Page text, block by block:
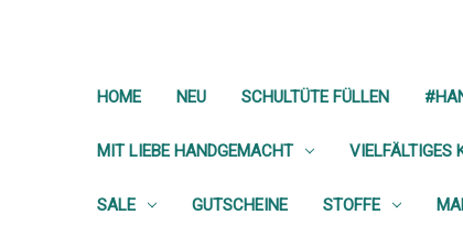
HOME NEU SCHULTÜTE FÜLLEN
MIT LIEBE HANDGEMACHT VIELFÄLTIGES
SALE GUTSCHEINE STOFFE